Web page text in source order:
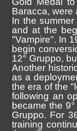
Baracca, were
In the
and at the
"Vampire". In
begin
12° Gruppo,
Another
as a
the era of the
following an
became the
Gruppo. For
training